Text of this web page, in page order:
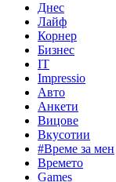
Днес
Лайф
Корнер
Бизнес
IT
Impressio
Авто
Анкети
Вицове
Вкусотии
#Време за мен
Времето
Games